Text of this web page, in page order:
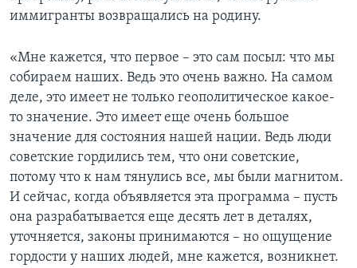
иммигранты возвращались на родину.
«Мне кажется, что первое – это сам посыл: что мы
собираем наших. Ведь это очень важно. На самом
деле, это имеет не только геополитическое какое-
то значение. Это имеет еще очень большое
значение для состояния нашей нации. Ведь люди
советские гордились тем, что они советские,
потому что к нам тянулись все, мы были магнитом.
И сейчас, когда объявляется эта программа – пусть
она разрабатывается еще десять лет в деталях,
уточняется, законы принимаются – но ощущение
гордости у наших людей, мне кажется, возникнет.